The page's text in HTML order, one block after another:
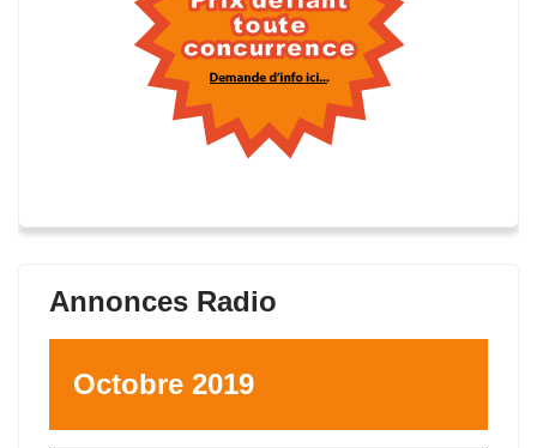
Annonces Radio
Octobre 2019